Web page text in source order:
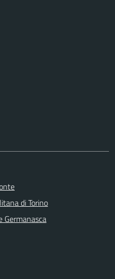
di Torino
Germanasca